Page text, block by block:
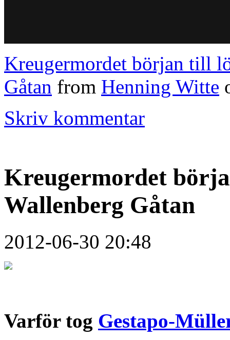
Kreugermordet början till
Gåtan from Henning Witte
Skriv kommentar
Kreugermordet
Wallenberg Gåtan
2012-06-30 20:48
Varför tog Gestapo-